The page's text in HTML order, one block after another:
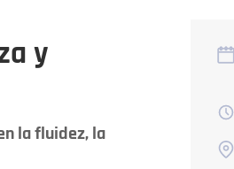
y
la fluidez, la